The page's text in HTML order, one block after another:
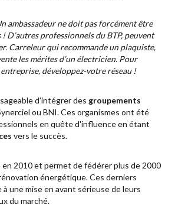
ambassadeur ne doit pas forcément être
! D’autres professionnels du BTP, peuvent
Carreleur qui recommande un plaquiste,
les mérites d’un électricien. Pour
développez-votre réseau !
d'intégrer des groupements
ou BNI. Ces organismes ont été
en quête d'influence en étant
vers le succès.
2010 et permet de fédérer plus de 2000
énergétique. Ces derniers
une mise en avant sérieuse de leurs
du marché.